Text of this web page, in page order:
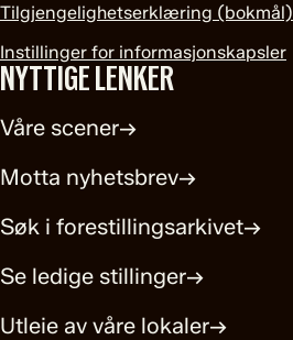
Tilgjengelighetserklæring (bokmål)
Instillinger for informasjonskapsler
NYTTIGE LENKER
Våre scener→
Motta nyhetsbrev→
Søk i forestillingsarkivet→
Se ledige stillinger→
Utleie av våre lokaler→